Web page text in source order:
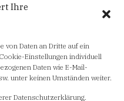
Ihre
von Daten an Dritte auf ein
Einstellungen individuell
Daten wie E-Mail-
unter keinen Umständen weiter.
Datenschutzerklärung.